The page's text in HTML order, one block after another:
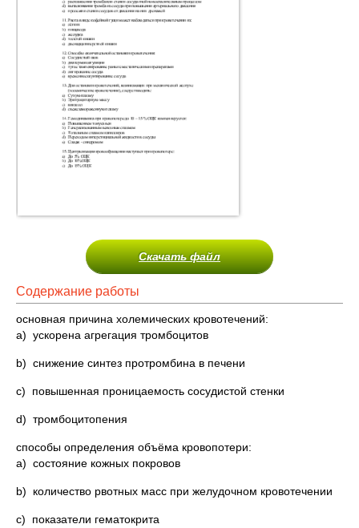
Скачать файл
Содержание работы
основная причина холемических кровотечений:
a) ускорена агрегация тромбоцитов
b) снижение синтез протромбина в печени
c) повышенная проницаемость сосудистой стенки
d) тромбоцитопения
способы определения объёма кровопотери:
a) состояние кожных покровов
b) количество рвотных масс при желудочном кровотечении
c) показатели гематокрита